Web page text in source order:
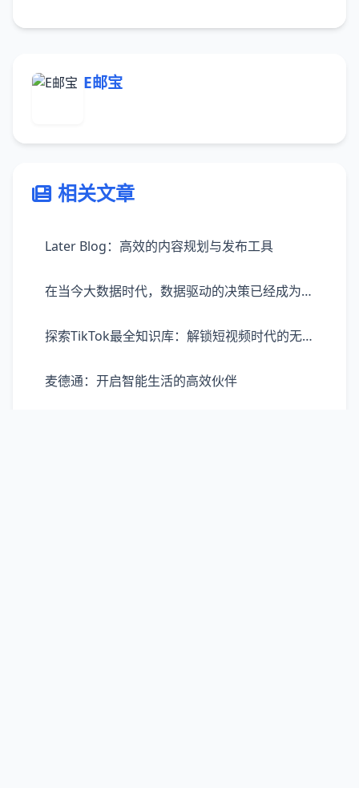
E邮宝
相关文章
Later Blog：高效的内容规划与发布工具
在当今大数据时代，数据驱动的决策已经成为企业发展、营销策略制定的重要依据。巨量算数，作为一款强大的数据处理和分析工具，凭借其先进的技术能力，为用户提供了从数据收集、处理到分析、报告的一站式服务体验。巨量算数不仅能够帮助商家、机构等快速理解市场趋势，还能深入洞察消费者行为，为决策提供精准的数据支持。它通过高效的数据处理技术，支持多源数据的整合，使得庞大的数据量在短时间内即可转化为有价值的见解。
探索TikTok最全知识库：解锁短视频时代的无限可能
麦德通：开启智能生活的高效伙伴